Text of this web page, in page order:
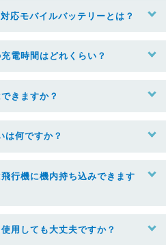
応モバイルバッテリーとは？
電時間はどれくらい？
きますか？
は何ですか？
行機に機内持ち込みできます
用しても大丈夫ですか？